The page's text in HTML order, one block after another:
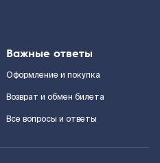
Важные ответы
Оформление и покупка
Возврат и обмен билета
Все вопросы и ответы